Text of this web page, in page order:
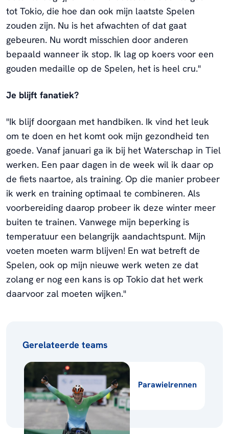
tot Tokio, die hoe dan ook mijn laatste Spelen
zouden zijn. Nu is het afwachten of dat gaat
gebeuren. Nu wordt misschien door anderen
bepaald wanneer ik stop. Ik lag op koers voor een
gouden medaille op de Spelen, het is heel cru."
Je blijft fanatiek?
"Ik blijf doorgaan met handbiken. Ik vind het leuk
om te doen en het komt ook mijn gezondheid ten
goede. Vanaf januari ga ik bij het Waterschap in Tiel
werken. Een paar dagen in de week wil ik daar op
de fiets naartoe, als training. Op die manier probeer
ik werk en training optimaal te combineren. Als
voorbereiding daarop probeer ik deze winter meer
buiten te trainen. Vanwege mijn beperking is
temperatuur een belangrijk aandachtspunt. Mijn
voeten moeten warm blijven! En wat betreft de
Spelen, ook op mijn nieuwe werk weten ze dat
zolang er nog een kans is op Tokio dat het werk
daarvoor zal moeten wijken."
Gerelateerde teams
Parawielrennen